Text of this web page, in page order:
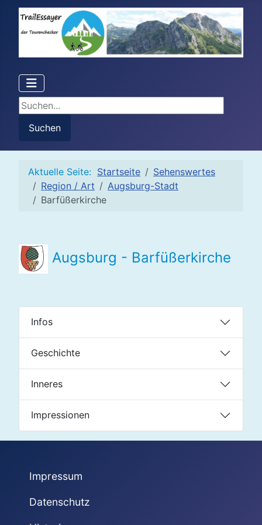
Suchen...
Suchen
Aktuelle Seite: Startseite
Sehenswertes
Region / Art
Augsburg-Stadt
Barfüßerkirche
Augsburg - Barfüßerkirche
Infos
Geschichte
Inneres
Impressionen
Impressum
Datenschutz